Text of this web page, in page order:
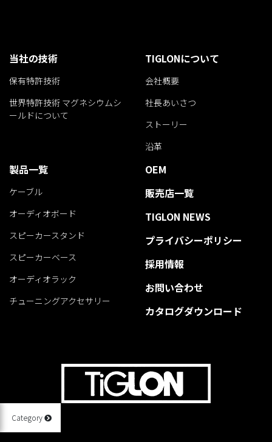
Category
当社の技術
保有特許技術
世界特許技術 マグネシウムシ
ールドについて
TIGLONについて
会社概要
社長あいさつ
ストーリー
沿革
製品一覧
ケーブル
オーディオボード
スピーカースタンド
スピーカーベース
オーディオラック
チューニングアクセサリー
OEM
販売店一覧
TIGLON NEWS
プライバシーポリシー
採用情報
お問い合わせ
カタログダウンロード